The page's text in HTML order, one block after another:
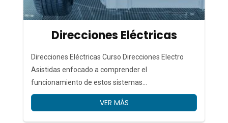
Direcciones Eléctricas
Direcciones Eléctricas Curso Direcciones Electro
Asistidas enfocado a comprender el
funcionamiento de estos sistemas...
VER MÁS